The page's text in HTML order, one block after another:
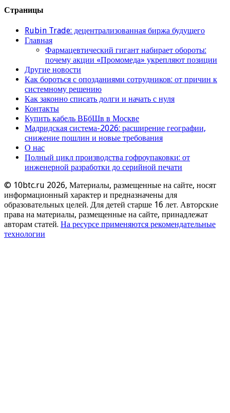
Страницы
Rubin Trade: децентрализованная биржа будущего
Главная
Фармацевтический гигант набирает обороты:
почему акции «Промомеда» укрепляют позиции
Другие новости
Как бороться с опозданиями сотрудников: от причин к
системному решению
Как законно списать долги и начать с нуля
Контакты
Купить кабель ВБбШв в Москве
Мадридская система-2026: расширение географии,
снижение пошлин и новые требования
О нас
Полный цикл производства гофроупаковки: от
инженерной разработки до серийной печати
© 10btc.ru 2026, Материалы, размещенные на сайте, носят
информационный характер и предназначены для
образовательных целей. Для детей старше 16 лет. Авторские
права на материалы, размещенные на сайте, принадлежат
авторам статей. На ресурсе применяются рекомендательные
технологии